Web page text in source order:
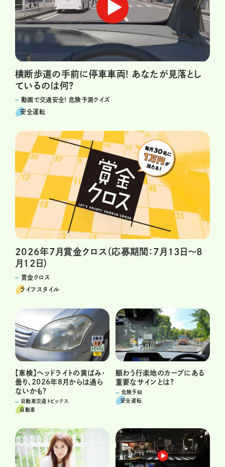
横断歩道の手前に停車車両! あなたが見落とし
ているのは何?
動画で交通安全! 危険予測クイズ
安全運転
2026年7月賞金クロス（応募期間：7月13日～8
月12日）
賞金クロス
ライフスタイル
【車検】ヘッドライトの黄ばみ・
曇り、2026年8月からは通ら
ないかも?
自動車交通トピックス
自動車
賑わう行楽地のカーブにある
重要なサインとは?
危険予知
安全運転